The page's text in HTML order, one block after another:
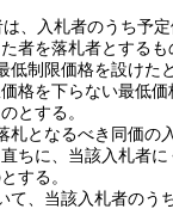
、入札者のうち予
者を落札者とするも
低制限価格を設けた
格を下らない最低
とする。
札となるべき同価の
ちに、当該入札者
する。
て、当該入札者のう